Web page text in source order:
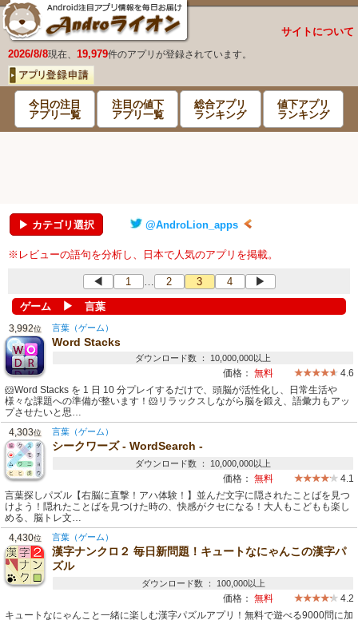
サイトについて
2026/8/8現在、 19,979件のアプリが登録されています。
今日の注目
アプリ一覧
注目の値下
アプリ一覧
総合アプリ
ランキング
値下アプリ
ランキング
▶ カテゴリ選択 @AndroLion_apps
※レビューの語句を分析し、日本で人気のアプリを掲載。
◀ 1 … 2 3 4 ▶
ゲーム ▶ 言葉
3,992位 言葉（ゲーム）
Word Stacks
ダウンロード数 ： 10,000,000以上
価格： 無料
4.6
🐹Word Stacks を 1 日 10 分プレイするだけで、頭脳が活性化し、日常生活や
様々な課題への準備が整います！🐹リラックスしながら脳を鍛え、語彙力もアッ
プさせたいと思…
4,303位 言葉（ゲーム）
シークワーズ - WordSearch -
ダウンロード数 ： 10,000,000以上
価格： 無料
4.1
言葉探しパズル【右脳に直撃！アハ体験！】並んだ文字に隠されたことばを見つ
けよう！隠れたことばを見つけた時の、快感がクセになる！大人もこどもも楽し
める、脳トレ文…
4,430位 言葉（ゲーム）
漢字ナンクロ２ 毎日新問題！キュートなにゃんこの漢字パ
ズル
ダウンロード数 ： 100,000以上
価格： 無料
4.2
キュートなにゃんこと一緒に楽しむ漢字パズルアプリ！無料で遊べる9000問に加